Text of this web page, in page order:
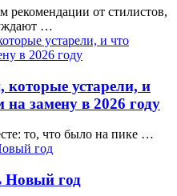
от стилистов,
…
устарели, и
на замену в 2026 году
то, что было на пике …
Новый год